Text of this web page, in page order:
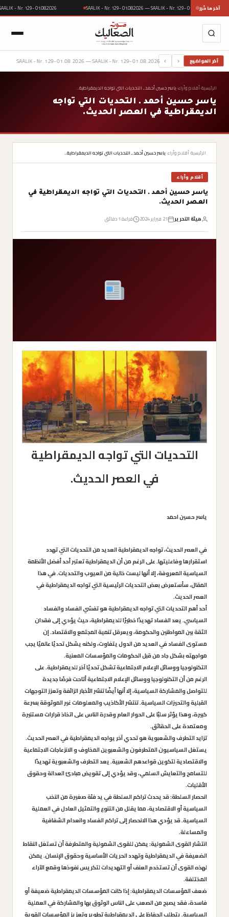
آخر ما حُرر - Nr. 129- 01.08.2026 SAALIK - Nr. 129- 01.08.2026 — SAALIK - Nr. 129- 01.08.2026
آخر المواضيع ‹
›
SAALIK - Nr. 129- 01.08.2026 — SAALIK - Nr. 129- 01.08.2026
الرئيسية›أقلام وأراء›ياسر حسين أحمد ـ التحديات التي تواجه الديمقراطية…
ياسر حسين أحمد ـ التحديات التي تواجه
الديمقراطية في العصر الحديث.
الرئيسية›أقلام وأراء›ياسر حسين أحمد ـ التحديات التي تواجه الديمقراطية…
أقلام وأراء
ياسر حسين أحمد ـ التحديات التي تواجه الديمقراطية في
العصر الحديث.
هيئة التحرير 21 فبراير 2024 قراءة 1 دقائق
التحديات التي تواجه الديمقراطية
في العصر الحديث.
ياسر حسين احمد
في العصر الحديث، تواجه الديمقراطية العديد من التحديات التي تهدد
استقرارها وفاعليتها. على الرغم من أن الديمقراطية تعتبر أحد أفضل الأنظمة
السياسية المعروفة، إلا أنها ليست خالية من العيوب والتحديات. في هذا
المقال، سأستعرض بعض التحديات الرئيسية التي تواجه الديمقراطية في
العصر الحديث.
أحد أهم التحديات التي تواجه الديمقراطية هو تفشي الفساد والفساد
السياسي. يعد الفساد تهديدًا خطيرًا للديمقراطية، حيث يؤدي إلى فقدان
الثقة بين المواطنين والحكومة، ويعرقل تنمية المجتمع والاقتصاد. إن
مستوى الفساد في العديد من الدول يتفاوت، ولكنه يشكل تحديًا عالميًا يجب
مواجهته بشكل جاد من قبل الحكومات والمؤسسات المعنية.
التكنولوجيا ووسائل الإعلام الاجتماعية تشكل تحديًا آخر للديمقراطية. على
الرغم من أن التكنولوجيا ووسائل الإعلام الاجتماعية أتاحت فرصًا جديدة
للتواصل والمشاركة السياسية، إلا أنها أيضًا تنشر الأخبار الزائفة وتعزز التوجهات
القبلية والتحيزات السياسية. تنتشر الأكاذيب والمعلومات غير الموثوقة بسرعة
كبيرة، وهذا يؤثر سلبًا على الحوار العام وقدرة الناس على اتخاذ قرارات مستنيرة
ومعتمدة على الحقائق.
تزايد التطرف والشعبوية هو تحدي آخر يواجه الديمقراطية في العصر الحديث.
يستغل السياسيون المتطرفون والشعبوين المخاوف و الانزعاجات الاجتماعية
والاقتصادية لتكوين قواعدهم الشعبية. يعد التطرف والشعبوية تهديدًا
للتسامح والتعايش السلمي، وقد يؤدي إلى تقويض مبادئ العدالة وحقوق
الأقليات.
انحصار السلطة: قد يحدث تراكم السلطة في يد فئة صغيرة من النخب
السياسية أو الاقتصادية، مما يقلل من التنوع والتمثيل العادل في العملية
السياسية. قد يؤدي هذا الانحصار إلى تراكم الفساد وانعدام الشفافية
والمساءلة.
انتشار القوى الشمولية: يمكن للقوى الشمولية والمتطرفة أن تستغل النقاط
الضعيفة في الديمقراطية وتهدد الحريات الأساسية وحقوق الإنسان. يمكن
لهذه القوى أن تستخدم العنف أو التهديدات لتكريس نفوذها وقمع الآراء
المختلفة.
ضعف المؤسسات الديمقراطية: إذا كانت المؤسسات الديمقراطية ضعيفة أو
فاسدة، فقد يصبح من الصعب على الناس الوثوق بها والمشاركة في العملية
السياسية. يتطلب الحفاظ على الديمقراطية تطوير وتعزيز المؤسسات القوية